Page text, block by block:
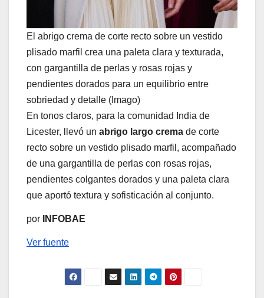
El abrigo crema de corte recto sobre un vestido
plisado marfil crea una paleta clara y texturada,
con gargantilla de perlas y rosas rojas y
pendientes dorados para un equilibrio entre
sobriedad y detalle (Imago)
En tonos claros, para la comunidad India de
Licester, llevó un abrigo largo crema de corte
recto sobre un vestido plisado marfil, acompañado
de una gargantilla de perlas con rosas rojas,
pendientes colgantes dorados y una paleta clara
que aportó textura y sofisticación al conjunto.
por INFOBAE
Ver fuente